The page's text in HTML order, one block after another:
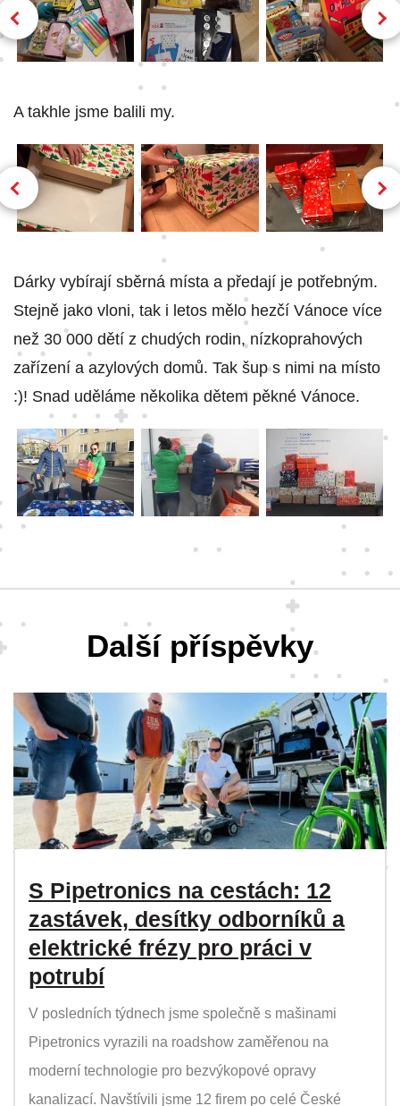
A takhle jsme balili my.
Dárky vybírají sběrná místa a předají je potřebným.
Stejně jako vloni, tak i letos mělo hezčí Vánoce více
než 30 000 dětí z chudých rodin, nízkoprahových
zařízení a azylových domů. Tak šup s nimi na místo
:)! Snad uděláme několika dětem pěkné Vánoce.
Další příspěvky
S Pipetronics na cestách: 12
zastávek, desítky odborníků a
elektrické frézy pro práci v
potrubí
V posledních týdnech jsme společně s mašinami
Pipetronics vyrazili na roadshow zaměřenou na
moderní technologie pro bezvýkopové opravy
kanalizací. Navštívili jsme 12 firem po celé České